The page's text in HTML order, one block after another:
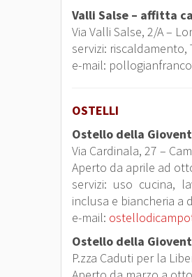
Valli Salse – affitta
Via Valli Salse, 2/A –
servizi: riscaldamento,
e-mail:
OSTELLI
Ostello della
Via Cardinala, 27 –
Aperto da aprile ad
servizi: uso cucina,
inclusa e biancheria a
e-mail:
Ostello della
P.zza Caduti per la